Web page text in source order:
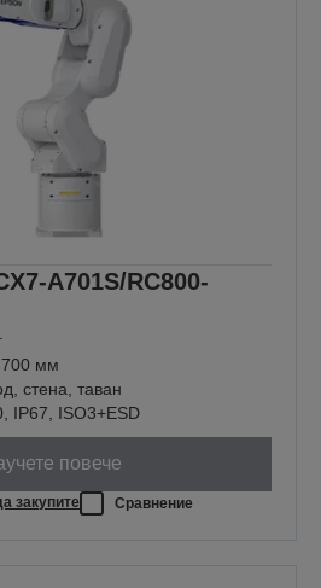
A701S/RC800-
700 мм
стена, таван
IP67, ISO3+ESD
повече
закупите Сравнение